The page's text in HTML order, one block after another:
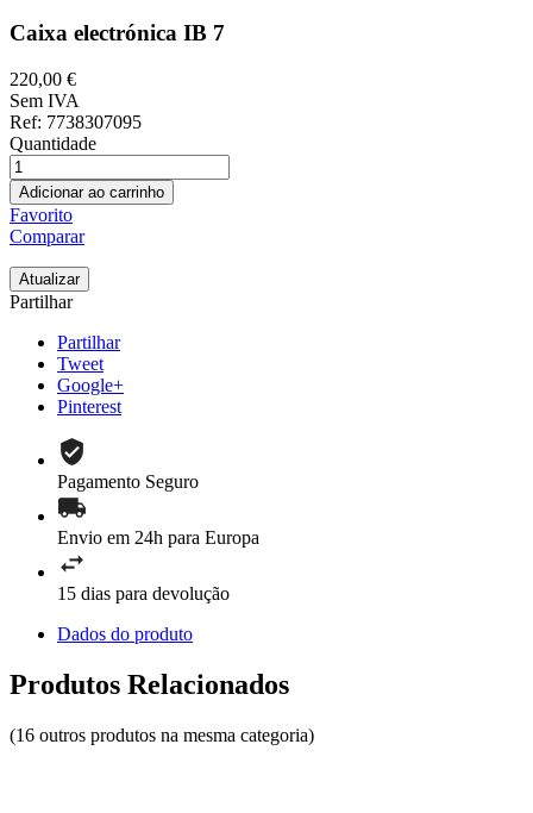
Caixa electrónica IB 7
220,00 €
Sem IVA
Ref: 7738307095
Quantidade
Adicionar ao carrinho
Favorito
Comparar
Partilhar
Partilhar
Tweet
Google+
Pinterest
Pagamento Seguro
Envio em 24h para Europa
15 dias para devolução
Dados do produto
Produtos Relacionados
(16 outros produtos na mesma categoria)